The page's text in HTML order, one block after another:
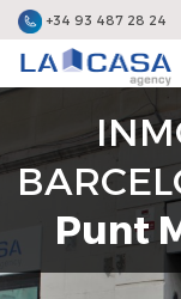
+34 93 487 28 24
Punt